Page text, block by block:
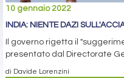
10 gennaio 2022
INDIA: NIENTE DAZI
Il governo rigetta il
presentato dal Directorate
di Davide Lorenzini